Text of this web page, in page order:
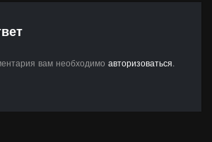
вам необходимо авторизоваться.